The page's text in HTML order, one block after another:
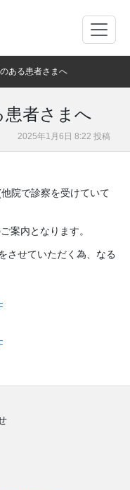
ある患者さまへ
患者さまへ
2025年1月6日 8:22 投稿
院で診察を受けていて
案内となります。
させていただく為、なる